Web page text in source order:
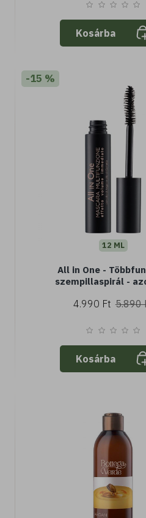
Kosárba
-15 %
12 ML
All in One -
szempillaspirál -
kaméliaolajjal (12
4.990 Ft 5.890
Kosárba